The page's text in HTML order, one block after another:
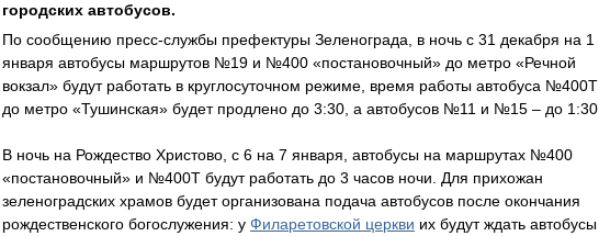
городских автобусов.
По сообщению пресс-службы префектуры Зеленограда, в ночь с 31 декабря на 1
января автобусы маршрутов №19 и №400 «постановочный» до метро «Речной
вокзал» будут работать в круглосуточном режиме, время работы автобуса №400Т
до метро «Тушинская» будет продлено до 3:30, а автобусов №11 и №15 – до 1:30.
В ночь на Рождество Христово, с 6 на 7 января, автобусы на маршрутах №400
«постановочный» и №400Т будут работать до 3 часов ночи. Для прихожан
зеленоградских храмов будет организована подача автобусов после окончания
рождественского богослужения: у Филаретовской церкви их будут ждать автобусы